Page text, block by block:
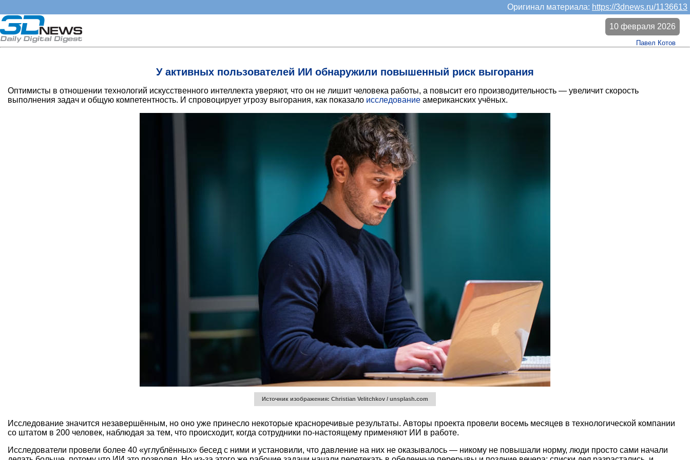
Оригинал материала: https://3dnews.ru/1136613
У активных пользователей ИИ обнаружили повышенный риск выгорания
10 февраля 2026
Павел Котов
Оптимисты в отношении технологий искусственного интеллекта уверяют, что он не лишит человека работы, а повысит его производительность — увеличит скорость
выполнения задач и общую компетентность. И спровоцирует угрозу выгорания, как показало исследование американских учёных.
Источник изображения: Christian Velitchkov / unsplash.com
Исследование значится незавершённым, но оно уже принесло некоторые красноречивые результаты. Авторы проекта провели восемь месяцев в технологической компании
со штатом в 200 человек, наблюдая за тем, что происходит, когда сотрудники по-настоящему применяют ИИ в работе.
Исследователи провели более 40 «углублённых» бесед с ними и установили, что давление на них не оказывалось — никому не повышали норму, люди просто сами начали